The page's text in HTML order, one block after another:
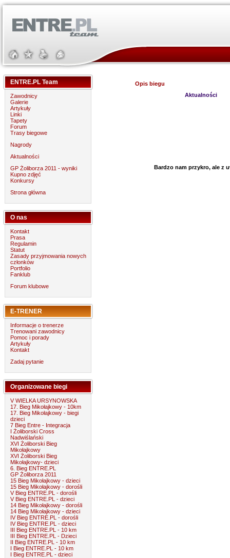
ENTRE.PL Team
Zawodnicy
Galerie
Artykuły
Linki
Tapety
Forum
Trasy biegowe
Nagrody
Aktualności
GP Żoliborza 2011 - wyniki
Kupno zdjęć
Konkursy
Strona główna
O nas
Kontakt
Prasa
Regulamin
Statut
Zasady przyjmowania nowych
członków
Portfolio
Fanklub
Forum klubowe
E-TRENER
Informacje o trenerze
Trenowani zawodnicy
Pomoc i porady
Artykuły
Kontakt
Zadaj pytanie
Organizowane biegi
V WIELKA URSYNOWSKA
17. Bieg Mikołajkowy - 10km
17. Bieg Mikołajkowy - biegi
dzieci
7 Bieg Entre - Integracja
I Żoliborski Cross
Nadwiślański
XVI Żoliborski Bieg
Mikołajkowy
XVI Żoliborski Bieg
Mikołajkowy- dzieci
6. Bieg ENTRE.PL
GP Żoliborza 2011
15 Bieg Mikołajkowy - dzieci
15 Bieg Mikołajkowy - dorośli
V Bieg ENTRE.PL - dorośli
V Bieg ENTRE.PL - dzieci
14 Bieg Mikołajkowy - dorośli
14 Bieg Mikołajkowy - dzieci
IV Bieg ENTRE.PL - dorośli
IV Bieg ENTRE.PL - dzieci
III Bieg ENTRE.PL - 10 km
III Bieg ENTRE.PL - Dzieci
II Bieg ENTRE.PL - 10 km
I Bieg ENTRE.PL - 10 km
I Bieg ENTRE.PL - dzieci
Opis biegu
Aktualności
Bardzo nam przykro, ale z